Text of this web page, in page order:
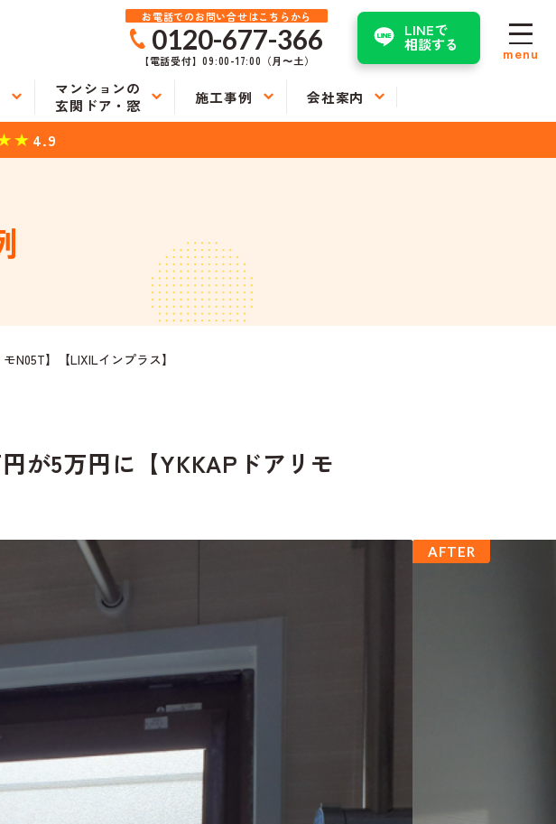
お電話でのお問い合せはこちらから
0120-677-366
【電話受付】09:00-17:00（月〜土）
LINEで
相談する
マンションの
玄関ドア・窓
施工事例 会社案内
4.9
menu
N05T】【LIXILインプラス】
が5万円に【YKKAPドアリモ
AFTER